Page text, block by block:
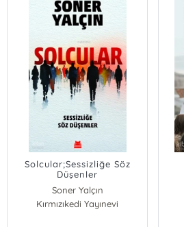
Solcular;Sessizliğe Söz
Düşenler
Soner Yalçın
Kırmızıkedi Yayınevi